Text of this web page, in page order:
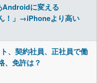
Androidに変える
！」→iPhoneより高い
、契約社員、正社員で働
、免許は？